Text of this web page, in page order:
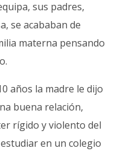
sus padres,
se acababan de
materna pensando
años la madre le dijo
buena relación,
rígido y violento del
en un colegio